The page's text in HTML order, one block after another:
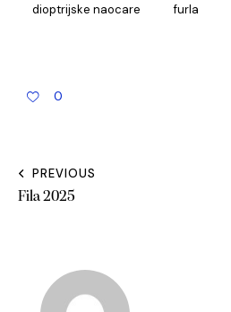
dioptrijske naocare furla
0
PREVIOUS
Fila 2025